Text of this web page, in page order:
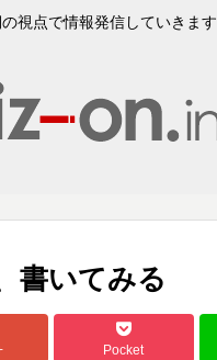
視点で情報発信していきま
書いてみる
Pocket